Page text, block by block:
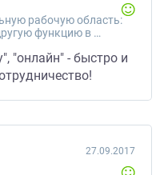
рабочую область:
«Перемещение переменной в другую функцию в одном PHP файле, запрос SELECT из базы данных»
"онлайн" - быстро и
27.09.2017